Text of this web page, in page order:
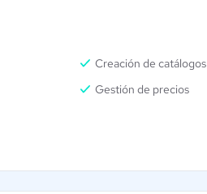
Creación de catálogos
Gestión de precios